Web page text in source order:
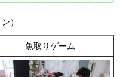
）
魚取りゲーム